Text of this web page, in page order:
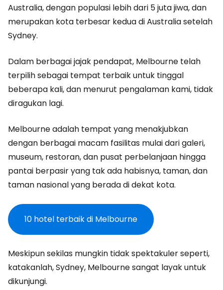
Australia, dengan populasi lebih dari 5 juta jiwa, dan
merupakan kota terbesar kedua di Australia setelah
Sydney.
Dalam berbagai jajak pendapat, Melbourne telah
terpilih sebagai tempat terbaik untuk tinggal
beberapa kali, dan menurut pengalaman kami, tidak
diragukan lagi.
Melbourne adalah tempat yang menakjubkan
dengan berbagai macam fasilitas mulai dari galeri,
museum, restoran, dan pusat perbelanjaan hingga
pantai berpasir yang tak ada habisnya, taman, dan
taman nasional yang berada di dekat kota.
10 hotel terbaik di Melbourne
Meskipun sekilas mungkin tidak spektakuler seperti,
katakanlah, Sydney, Melbourne sangat layak untuk
dikunjungi.